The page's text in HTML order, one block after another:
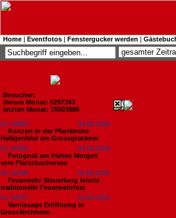
Home | Eventfotos | Fenstergucker werden |
Besucher:
diesen Monat: 5297343
letzten Monat: 15503886
Nr. 18800
03.08.2026
Konzert in der Pfarrkirche
Heiligenblut am Grossglockner
Nr. 18799
03.08.2026
Fotogruß am frühen Morgen
vom Flatschachersee
Nr. 18798
02.08.2026
Feuerwehr Steuerberg feierte
traditionelle Feuerwehrfest
Nr. 18797
02.08.2026
Vernissage Eröffnung in
Grosskirchheim